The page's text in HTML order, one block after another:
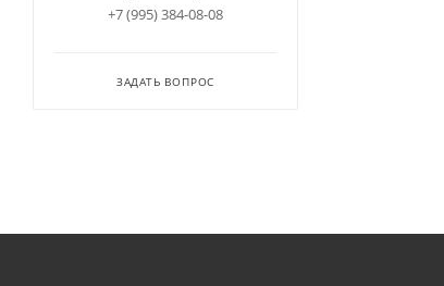
+7 (995) 384-08-08
ЗАДАТЬ ВОПРОС